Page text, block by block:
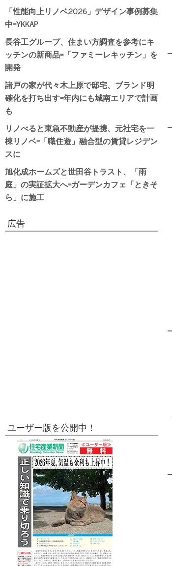
「性能向上リノベ2026」デザイン事例募集
中=YKKAP
長谷工グループ、住まい方調査を参考にキ
ッチンの新商品=「ファミーレキッチン」を
開発
諸戸の家が代々木上原で邸宅、ブランド明
確化を打ち出す=年内にも城南エリアで計画
も
リノべると東急不動産が提携、元社宅を一
棟リノベ=「職住遊」融合型の賃貸レジデン
スに
旭化成ホームズと世田谷トラスト、「雨
庭」の実証拡大へ=ガーデンカフェ「ときそ
ら」に施工
広告
ユーザー版を公開中！